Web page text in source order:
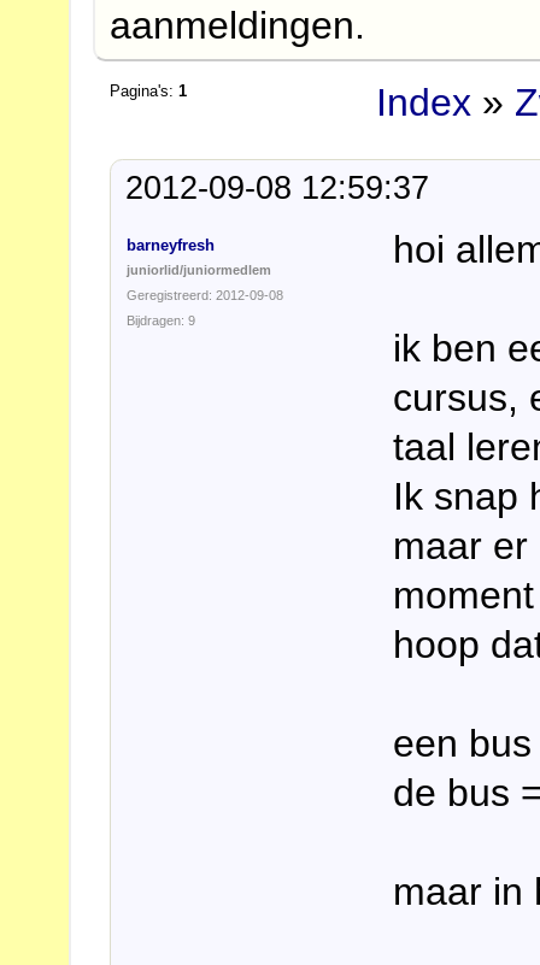
aanmeldingen.
Pagina's:1 Index »
2012-09-08 12:59:37
barneyfresh
juniorlid/juniormedlem
Geregistreerd: 2012-09-08
Bijdragen: 9
hoi
ik ben
cursus,
taal
Ik snap
maar
hoop
een
de bus
maar in